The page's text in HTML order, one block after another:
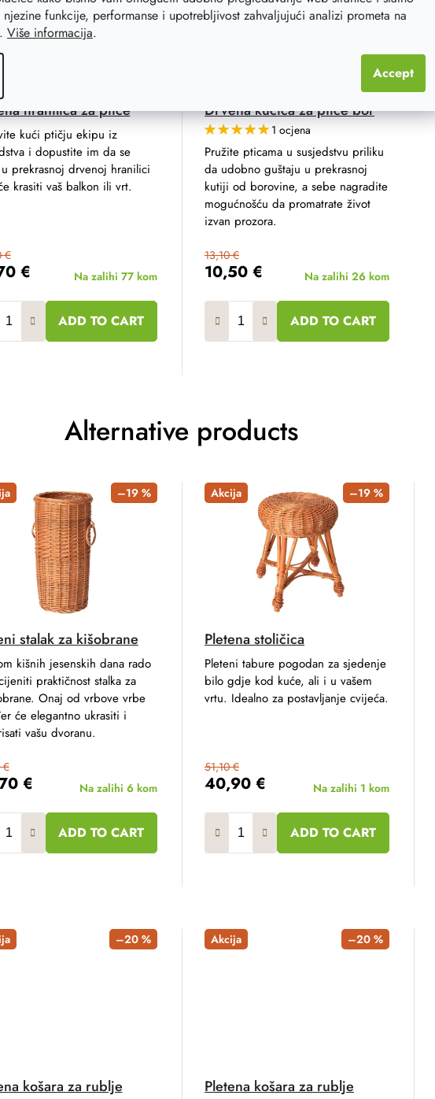
funkcije, performanse i upotrebljivost zahvaljujući analizi prometa na
Više informacija.
Accept
hranilica za ptice
€
€
Na zalihi 77 kom
ADD TO CART
kući ptičju ekipu iz
i dopustite im da se
prekrasnoj drvenoj hranilici
krasiti vaš balkon ili vrt.
Drvena kućica za ptice bor
1 ocjena
10,50 €
13,10 €
Na zalihi 26 kom
ADD TO CART
Pružite pticama u susjedstvu priliku
da udobno guštaju u prekrasnoj
kutiji od borovine, a sebe nagradite
mogućnošću da promatrate život
izvan prozora.
Alternative products
–19 %
stalak za kišobrane
€
€
Na zalihi 6 kom
ADD TO CART
kišnih jesenskih dana rado
praktičnost stalka za
Onaj od vrbove vrbe
će elegantno ukrasiti i
vašu dvoranu.
Akcija –19 %
Pletena stoličica
40,90 €
51,10 €
Na zalihi 1 kom
ADD TO CART
Pleteni tabure pogodan za sjedenje
bilo gdje kod kuće, ali i u vašem
vrtu. Idealno za postavljanje cvijeća.
–20 %
košara za rublje
Akcija –20 %
Pletena košara za rublje